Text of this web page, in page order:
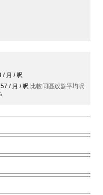
/ 月 / 呎
/ 月 / 呎 比較同區放盤平均呎